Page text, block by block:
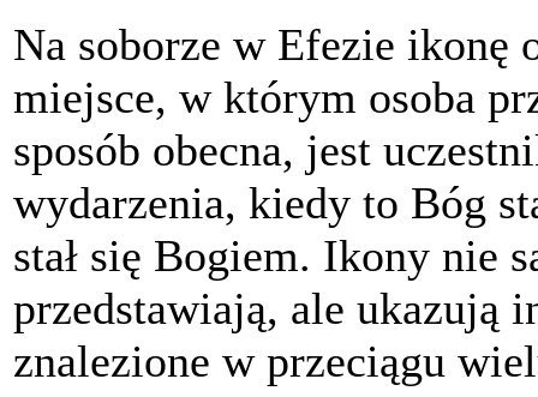
Na soborze w Efezie ikonę
miejsce, w którym osoba
sposób obecna, jest
wydarzenia, kiedy to Bóg
stał się Bogiem. Ikony nie
przedstawiają, ale ukazują
znalezione w przeciągu